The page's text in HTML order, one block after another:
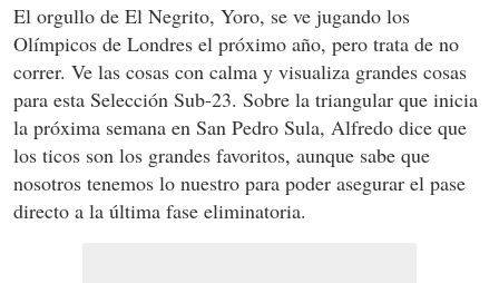
El orgullo de El Negrito, Yoro, se ve jugando los
Olímpicos de Londres el próximo año, pero trata de no
correr. Ve las cosas con calma y visualiza grandes cosas
para esta Selección Sub-23. Sobre la triangular que inicia
la próxima semana en San Pedro Sula, Alfredo dice que
los ticos son los grandes favoritos, aunque sabe que
nosotros tenemos lo nuestro para poder asegurar el pase
directo a la última fase eliminatoria.